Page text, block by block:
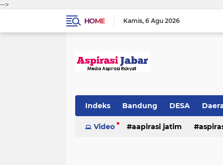
-->
HOME
Kamis 6 Agu 2026
Indeks Bandung DESA
Video aapirasi jatim